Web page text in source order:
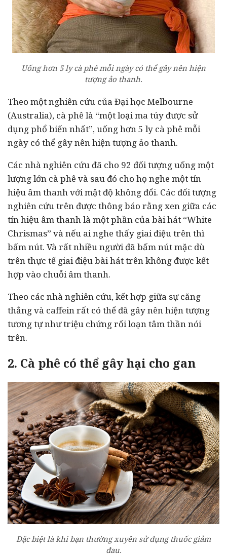
Uống hơn 5 ly cà phê mỗi ngày có thể gây nên hiện
tượng ảo thanh.
Theo một nghiên cứu của Đại học Melbourne
(Australia), cà phê là “một loại ma túy được sử
dụng phổ biến nhất”, uống hơn 5 ly cà phê mỗi
ngày có thể gây nên hiện tượng ảo thanh.
Các nhà nghiên cứu đã cho 92 đối tượng uống một
lượng lớn cà phê và sau đó cho họ nghe một tín
hiệu âm thanh với mật độ không đổi. Các đối tượng
nghiên cứu trên được thông báo rằng xen giữa các
tín hiệu âm thanh là một phần của bài hát “White
Chrismas” và nếu ai nghe thấy giai điệu trên thì
bấm nút. Và rất nhiều người đã bấm nút mặc dù
trên thực tế giai điệu bài hát trên không được kết
hợp vào chuỗi âm thanh.
Theo các nhà nghiên cứu, kết hợp giữa sự căng
thẳng và caffein rất có thể đã gây nên hiện tượng
tương tự như triệu chứng rối loạn tâm thần nói
trên.
2. Cà phê có thể gây hại cho gan
Đặc biệt là khi bạn thường xuyên sử dụng thuốc giảm
đau.